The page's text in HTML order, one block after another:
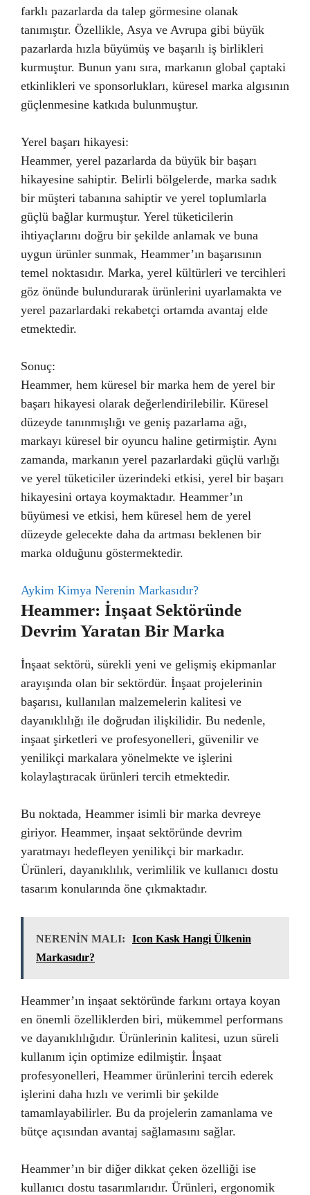
farklı pazarlarda da talep görmesine olanak
tanımıştır. Özellikle, Asya ve Avrupa gibi büyük
pazarlarda hızla büyümüş ve başarılı iş birlikleri
kurmuştur. Bunun yanı sıra, markanın global çaptaki
etkinlikleri ve sponsorlukları, küresel marka algısının
güçlenmesine katkıda bulunmuştur.
Yerel başarı hikayesi:
Heammer, yerel pazarlarda da büyük bir başarı
hikayesine sahiptir. Belirli bölgelerde, marka sadık
bir müşteri tabanına sahiptir ve yerel toplumlarla
güçlü bağlar kurmuştur. Yerel tüketicilerin
ihtiyaçlarını doğru bir şekilde anlamak ve buna
uygun ürünler sunmak, Heammer’ın başarısının
temel noktasıdır. Marka, yerel kültürleri ve tercihleri
göz önünde bulundurarak ürünlerini uyarlamakta ve
yerel pazarlardaki rekabetçi ortamda avantaj elde
etmektedir.
Sonuç:
Heammer, hem küresel bir marka hem de yerel bir
başarı hikayesi olarak değerlendirilebilir. Küresel
düzeyde tanınmışlığı ve geniş pazarlama ağı,
markayı küresel bir oyuncu haline getirmiştir. Aynı
zamanda, markanın yerel pazarlardaki güçlü varlığı
ve yerel tüketiciler üzerindeki etkisi, yerel bir başarı
hikayesini ortaya koymaktadır. Heammer’ın
büyümesi ve etkisi, hem küresel hem de yerel
düzeyde gelecekte daha da artması beklenen bir
marka olduğunu göstermektedir.
Aykim Kimya Nerenin Markasıdır?
Heammer: İnşaat Sektöründe
Devrim Yaratan Bir Marka
İnşaat sektörü, sürekli yeni ve gelişmiş ekipmanlar
arayışında olan bir sektördür. İnşaat projelerinin
başarısı, kullanılan malzemelerin kalitesi ve
dayanıklılığı ile doğrudan ilişkilidir. Bu nedenle,
inşaat şirketleri ve profesyonelleri, güvenilir ve
yenilikçi markalara yönelmekte ve işlerini
kolaylaştıracak ürünleri tercih etmektedir.
Bu noktada, Heammer isimli bir marka devreye
giriyor. Heammer, inşaat sektöründe devrim
yaratmayı hedefleyen yenilikçi bir markadır.
Ürünleri, dayanıklılık, verimlilik ve kullanıcı dostu
tasarım konularında öne çıkmaktadır.
NERENİN MALI:
Icon Kask Hangi Ülkenin
Markasıdır?
Heammer’ın inşaat sektöründe farkını ortaya koyan
en önemli özelliklerden biri, mükemmel performans
ve dayanıklılığıdır. Ürünlerinin kalitesi, uzun süreli
kullanım için optimize edilmiştir. İnşaat
profesyonelleri, Heammer ürünlerini tercih ederek
işlerini daha hızlı ve verimli bir şekilde
tamamlayabilirler. Bu da projelerin zamanlama ve
bütçe açısından avantaj sağlamasını sağlar.
Heammer’ın bir diğer dikkat çeken özelliği ise
kullanıcı dostu tasarımlarıdır. Ürünleri, ergonomik